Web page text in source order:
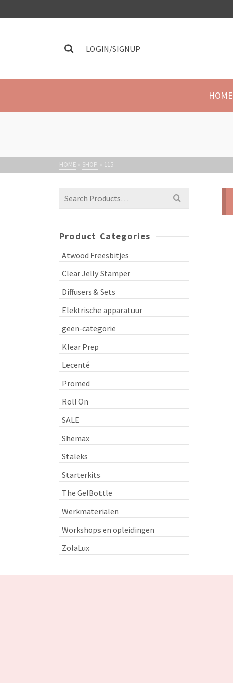
LOGIN/SIGNUP
HOME
HOME » SHOP » 115
Product Categories
Atwood Freesbitjes
Clear Jelly Stamper
Diffusers & Sets
Elektrische apparatuur
geen-categorie
Klear Prep
Lecenté
Promed
Roll On
SALE
Shemax
Staleks
Starterkits
The GelBottle
Werkmaterialen
Workshops en opleidingen
ZolaLux